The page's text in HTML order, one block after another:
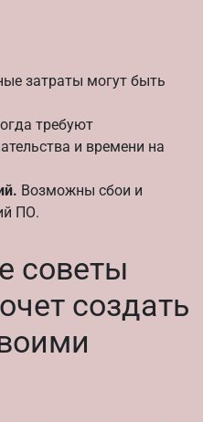
затраты могут быть
требуют
и времени на
Возможны сбои и
ПО.
советы
создать